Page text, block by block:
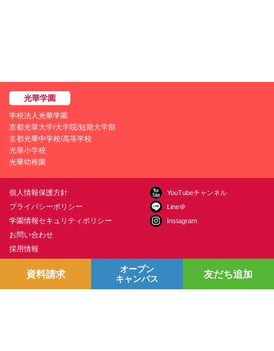
学校法人光華学園
京都光華大学/大学院/短期大学部
京都光華中学校/高等学校
光華小学校
光華幼稚園
個人情報保護方針
プライバシーポリシー
学園情報セキュリティポリシー
お問い合わせ
採用情報
YouTubeチャンネル
Line＠
Instagram
資料請求
オープン
キャンパス
友だち追加